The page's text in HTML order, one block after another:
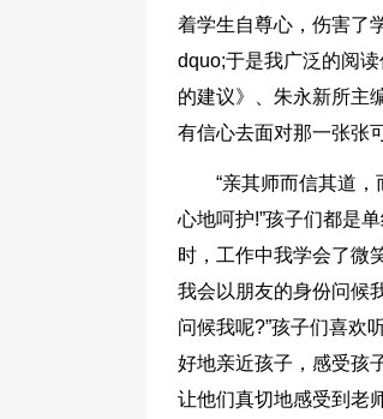
着学生自尊心，伤害了
dquo;于是我广泛的阅
的建议》、朱永新所主
有信心去面对那一张张
“亲其师而信其道
心地呵护!”孩子们都是
时，工作中我学会了微
我会以朋友的身份问候
问候我呢?”孩子们喜欢
好地亲近孩子，感受孩
让他们真切地感受到老